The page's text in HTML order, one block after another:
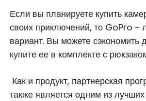
Если вы планируете купить
своих приключений, то GoPro -
вариант. Вы можете сэкономить
купите ее в комплекте с
Как и продукт, партнерская
также является одним из